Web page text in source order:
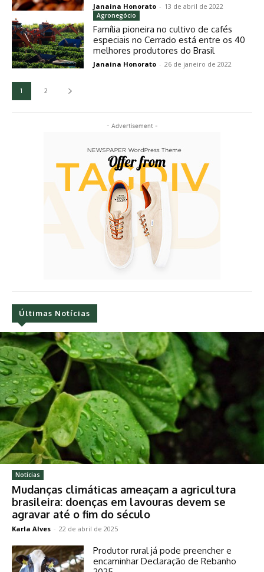
- Advertisement -
Últimas Notícias
Notícias
Mudanças climáticas ameaçam a agricultura
brasileira: doenças em lavouras devem se
agravar até o fim do século
Karla Alves - 22 de abril de 2025
Produtor rural já pode preencher e
encaminhar Declaração de Rebanho
Janaina Honorato - 13 de abril de 2022
Agronegócio
Família pioneira no cultivo de cafés
especiais no Cerrado está entre os 40
melhores produtores do Brasil
Janaina Honorato - 26 de janeiro de 2022
1 2